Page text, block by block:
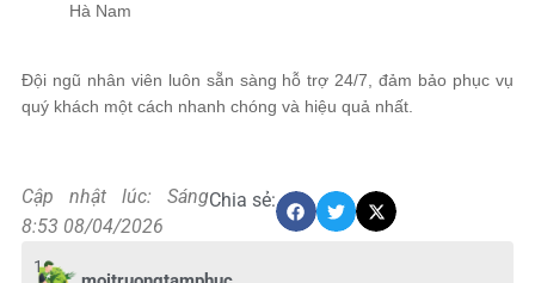
Hà Nam
Đội ngũ nhân viên luôn sẵn sàng hỗ trợ 24/7, đảm bảo phục vụ
quý khách một cách nhanh chóng và hiệu quả nhất.
Cập nhật lúc: Sáng
8:53 08/04/2026
Chia sẻ:
1